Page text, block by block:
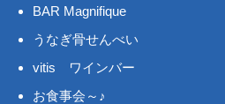
BAR Magnifique
うなぎ骨せんべい
vitis ワインバー
お食事会～♪